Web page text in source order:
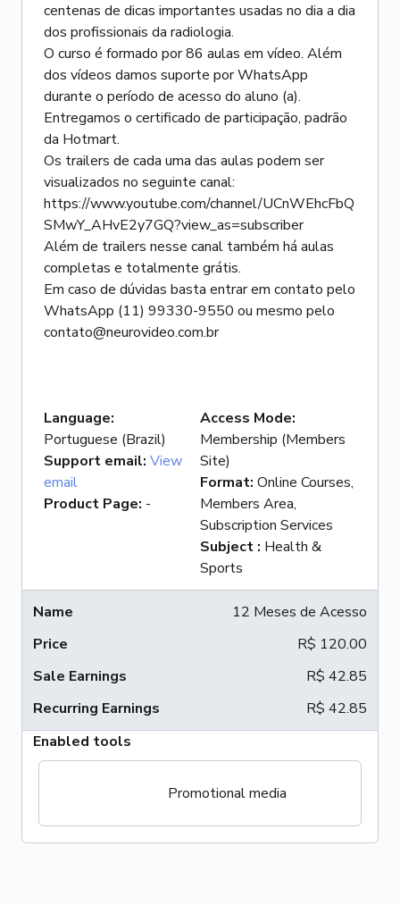
centenas de dicas importantes usadas no dia a dia
dos profissionais da radiologia.
O curso é formado por 86 aulas em vídeo. Além
dos vídeos damos suporte por WhatsApp
durante o período de acesso do aluno (a).
Entregamos o certificado de participação, padrão
da Hotmart.
Os trailers de cada uma das aulas podem ser
visualizados no seguinte canal:
https://www.youtube.com/channel/UCnWEhcFbQ
SMwY_AHvE2y7GQ?view_as=subscriber
Além de trailers nesse canal também há aulas
completas e totalmente grátis.
Em caso de dúvidas basta entrar em contato pelo
WhatsApp (11) 99330-9550 ou mesmo pelo
contato@neurovideo.com.br
Language:
Portuguese (Brazil)
Support email: View
email
Product Page: -
Access Mode:
Membership (Members
Site)
Format: Online Courses,
Members Area,
Subscription Services
Subject : Health &
Sports
12 Meses de Acesso
R$ 120.00
R$ 42.85
R$ 42.85
Enabled tools
Promotional media